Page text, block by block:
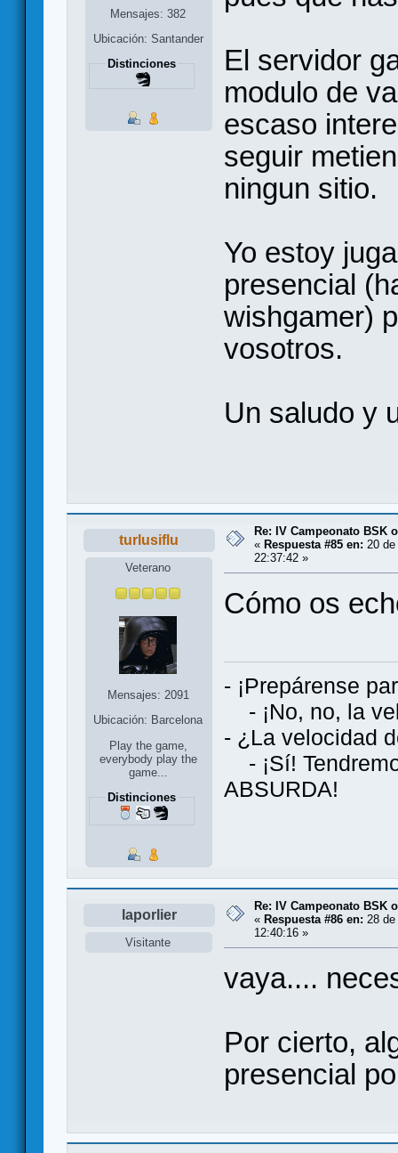
Mensajes: 382
Ubicación: Santander
Distinciones
El servidor
modulo de
escaso
seguir
ningun sitio.
Yo estoy
presencial
wishgamer)
vosotros.
Un saludo y
turlusiflu
Veterano
Mensajes: 2091
Ubicación: Barcelona
Play the game,
everybody play the
game...
Distinciones
Re: IV Campeonato BSK
« Respuesta #85 en: 20
22:37:42 »
Cómo os
- ¡Prepárense
- ¡No, no, la
- ¿La velocidad
- ¡Sí!
ABSURDA!
laporlier
Visitante
Re: IV Campeonato BSK
« Respuesta #86 en: 28
12:40:16 »
vaya....
Por cierto,
presencial